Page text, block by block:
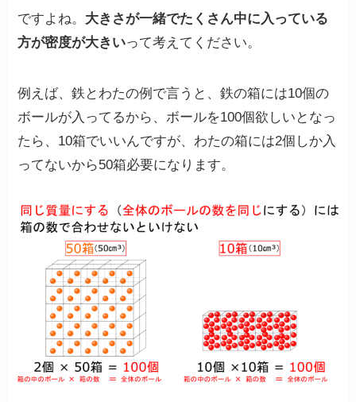
ですよね。 大きさが一緒でたくさん中に入っている
方が密度が大きいって考えてください。
例えば、鉄とわたの例で言うと、鉄の箱には10個の
ボールが入ってるから、ボールを100個欲しいとなっ
たら、10箱でいいんですが、わたの箱には2個しか入
ってないから50箱必要になります。